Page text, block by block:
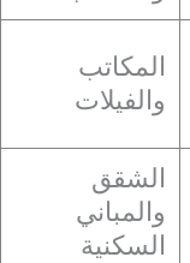
المكاتب
والفيلات
الشقق
والمباني
السكنية